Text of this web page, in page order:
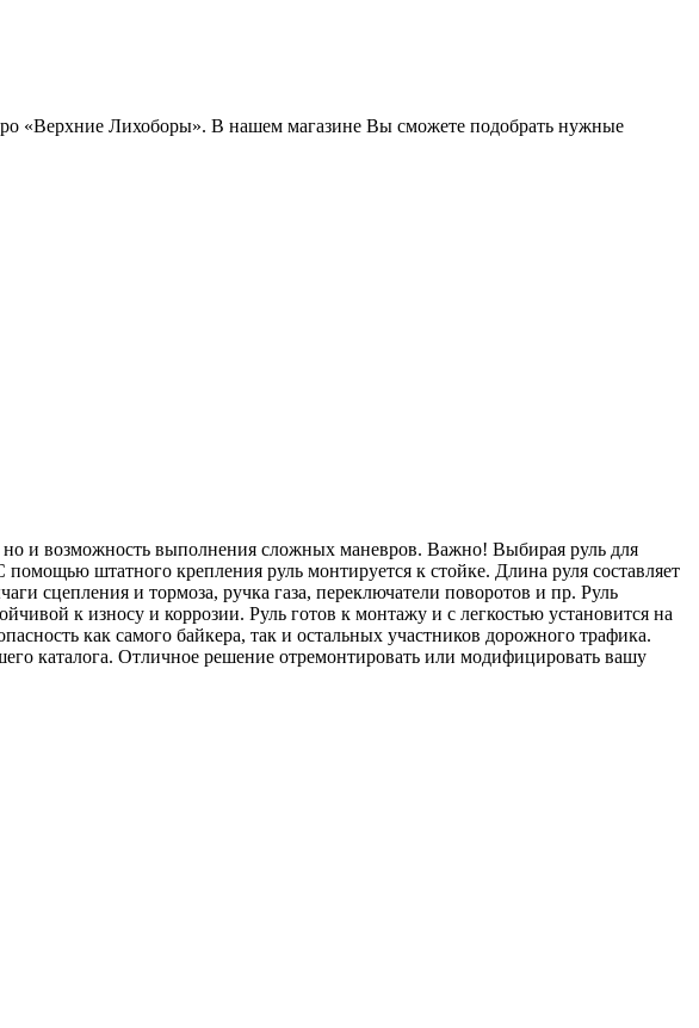
«Верхние Лихоборы». В нашем магазине Вы сможете подобрать нужные
но и возможность выполнения сложных маневров. Важно! Выбирая руль для
штатного крепления руль монтируется к стойке. Длина руля составляет
сцепления и тормоза, ручка газа, переключатели поворотов и пр. Руль
к износу и коррозии. Руль готов к монтажу и с легкостью установится на
как самого байкера, так и остальных участников дорожного трафика.
каталога. Отличное решение отремонтировать или модифицировать вашу